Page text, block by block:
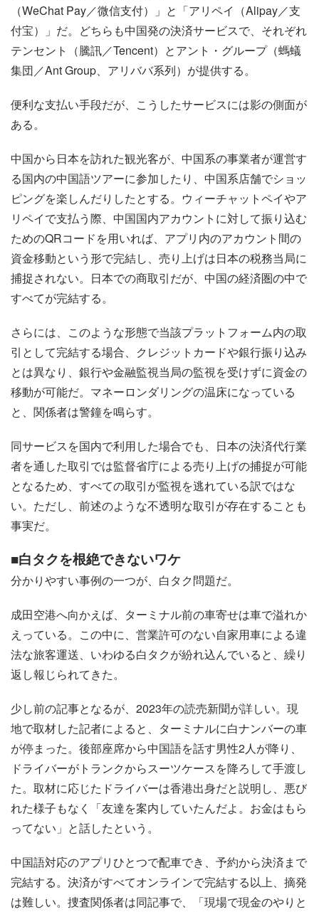
（WeChat Pay／微信支付）」と「アリペイ（Alipay／支
付宝）」だ。どちらも中国発の決済サービスで、それぞれ
テンセント（騰訊／Tencent）とアント・グループ（螞蟻
集団／Ant Group、アリババ系列）が提供する。
便利な支払い手段だが、こうしたサービスには影の側面が
ある。
中国から日本を訪れた観光客が、中国系の事業者が運営す
る国内の中国語ツアーに参加したり、中国系店舗でショッ
ピングを楽しんだりしたとする。ウィーチャットペイやア
リペイで支払う際、中国国内アカウントに対して振り込む
ためのQRコードを用いれば、アプリ内のアカウント間の
資金移動という形で完結し、売り上げは日本の税務当局に
捕捉されない。日本での商取引だが、中国の経済圏の中で
すべてが完結する。
さらには、このような形態で当該プラットフォーム内の取
引として完結する場合、クレジットカードや銀行振り込み
とは異なり、銀行や金融監視当局の監視を受けずに資金の
移動が可能だ。マネーロンダリングの温床になっている
と、関係者は警鐘を鳴らす。
同サービスを国内で利用した場合でも、日本の決済代行業
者を通した取引では監督省庁による売り上げの捕捉が可能
となるため、すべての取引が監視を逃れている訳ではな
い。ただし、前述のような不透明な取引が存在することも
事実だ。
■白タクを根絶できないワケ
分かりやすい事例の一つが、白タク問題だ。
成田空港へ向かえば、ターミナル前の車寄せは車で溢れか
えっている。この中に、営業許可のない自家用車による違
法な旅客運送、いわゆる白タクが紛れ込んでいると、繰り
返し報じられてきた。
少し前の記事となるが、2023年の読売新聞が詳しい。現
地で取材した記者によると、ターミナルに白ナンバーの車
が停まった。後部座席から中国語を話す男性2人が降り、
ドライバーがトランクからスーツケースを降ろして手渡し
た。取材に応じたドライバーは香港出身だと説明し、悪び
れた様子もなく「友達を案内していたんだよ。お金はもら
ってない」と話したという。
中国語対応のアプリひとつで配車でき、予約から決済まで
完結する。決済がすべてオンラインで完結する以上、摘発
は難しい。捜査関係者は同記事で、「現場で現金のやりと